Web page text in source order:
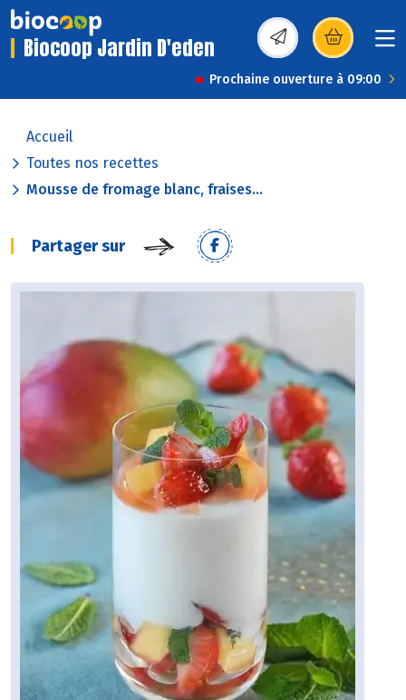
Biocoop Jardin D'eden (s’ouvre dans une
Prochaine ouverture à 09:00
Accueil
Toutes nos recettes
Mousse de fromage blanc, fraises...
Partager sur